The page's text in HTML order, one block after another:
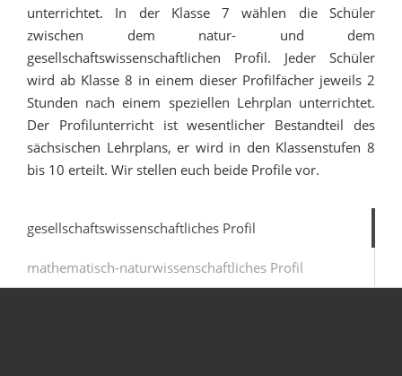
unterrichtet. In der Klasse 7 wählen die Schüler
zwischen dem natur- und dem
gesellschaftswissenschaftlichen Profil. Jeder Schüler
wird ab Klasse 8 in einem dieser Profilfächer jeweils 2
Stunden nach einem speziellen Lehrplan unterrichtet.
Der Profilunterricht ist wesentlicher Bestandteil des
sächsischen Lehrplans, er wird in den Klassenstufen 8
bis 10 erteilt. Wir stellen euch beide Profile vor.
gesellschaftswissenschaftliches Profil
mathematisch-naturwissenschaftliches Profil